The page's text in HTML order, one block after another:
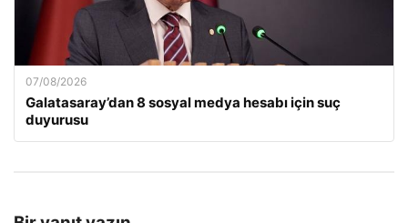
07/08/2026
Galatasaray’dan 8 sosyal medya hesabı için suç
duyurusu